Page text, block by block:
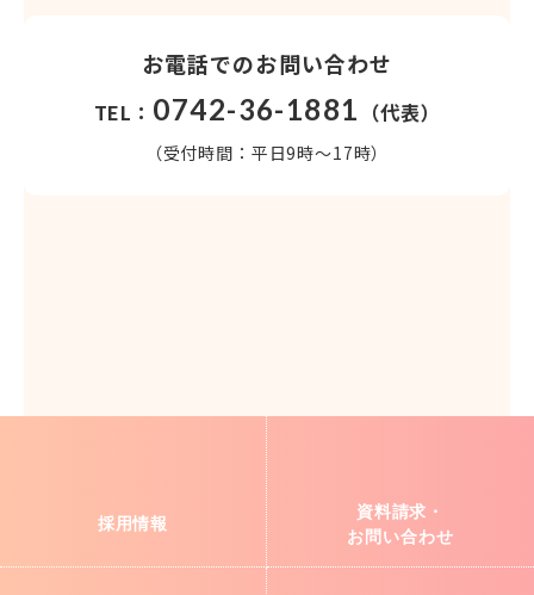
お電話でのお問い合わせ
TEL： 0742-36-1881 （代表）
（受付時間：平日9時～17時）
採用情報
資料請求・
お問い合わせ